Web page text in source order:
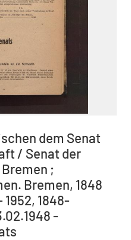
dem Senat
/ Senat der
;
Bremen, 1848
1952, 1848-
-